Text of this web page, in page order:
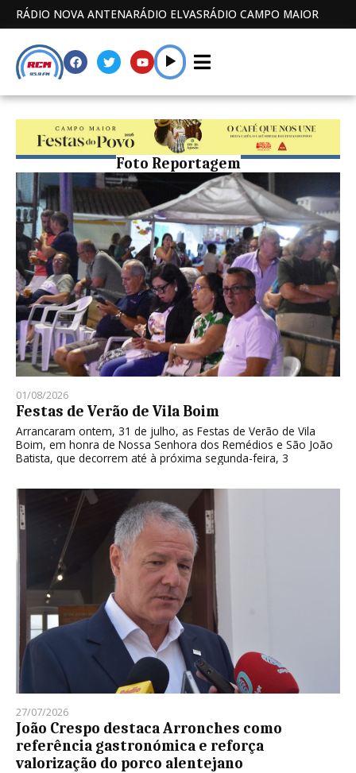
RÁDIO NOVA ANTENARÁDIO ELVASRÁDIO CAMPO MAIOR
Foto Reportagem
01/08/2026
Festas de Verão de Vila Boim
Arrancaram ontem, 31 de julho, as Festas de Verão de Vila
Boim, em honra de Nossa Senhora dos Remédios e São João
Batista, que decorrem até à próxima segunda-feira, 3
27/07/2026
João Crespo destaca Arronches como
referência gastronómica e reforça
valorização do porco alentejano